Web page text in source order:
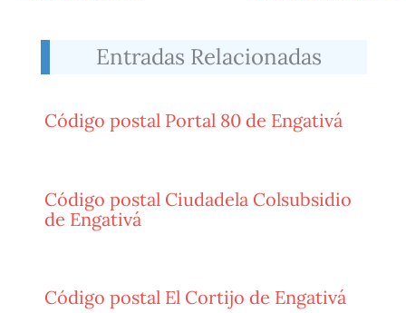
Entradas Relacionadas
Código postal Portal 80 de Engativá
Código postal Ciudadela Colsubsidio
de Engativá
Código postal El Cortijo de Engativá